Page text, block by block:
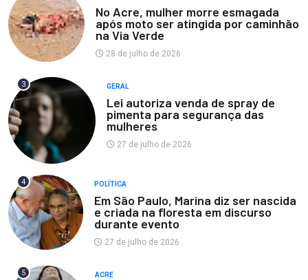
No Acre, mulher morre esmagada
após moto ser atingida por caminhão
na Via Verde
28 de julho de 2026
3 GERAL
Lei autoriza venda de spray de
pimenta para segurança das
mulheres
27 de julho de 2026
4 POLÍTICA
Em São Paulo, Marina diz ser nascida
e criada na floresta em discurso
durante evento
27 de julho de 2026
5 ACRE